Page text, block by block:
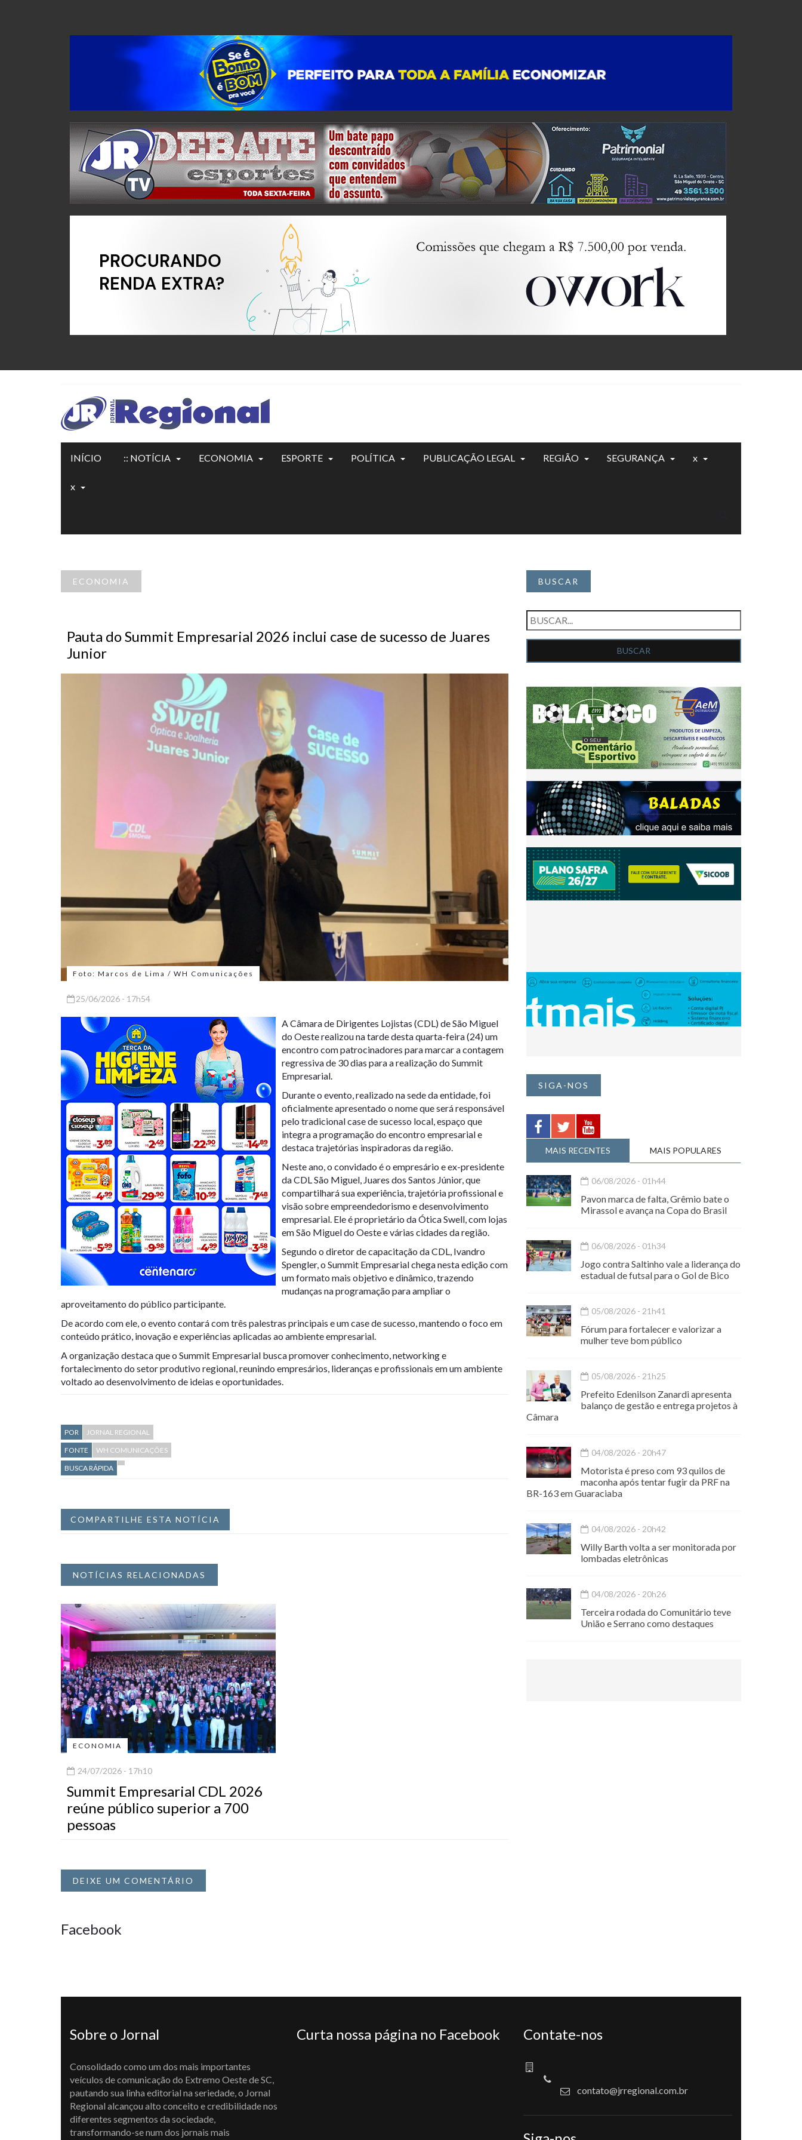
INÍCIO :: NOTÍCIA ECONOMIA ESPORTE POLÍTICA PUBLICAÇÃO LEGAL REGIÃO SEGURANÇA x
x
ECONOMIA
Pauta do Summit Empresarial 2026 inclui case de sucesso de Juares
Junior
Foto: Marcos de Lima / WH Comunicações
25/06/2026 - 17h54
A Câmara de Dirigentes Lojistas (CDL) de São Miguel
do Oeste realizou na tarde desta quarta-feira (24) um
encontro com patrocinadores para marcar a contagem
regressiva de 30 dias para a realização do Summit
Empresarial.
Durante o evento, realizado na sede da entidade, foi
oficialmente apresentado o nome que será responsável
pelo tradicional case de sucesso local, espaço que
integra a programação do encontro empresarial e
destaca trajetórias inspiradoras da região.
Neste ano, o convidado é o empresário e ex-presidente
da CDL São Miguel, Juares dos Santos Júnior, que
compartilhará sua experiência, trajetória profissional e
visão sobre empreendedorismo e desenvolvimento
empresarial. Ele é proprietário da Ótica Swell, com lojas
em São Miguel do Oeste e várias cidades da região.
Segundo o diretor de capacitação da CDL, Ivandro
Spengler, o Summit Empresarial chega nesta edição com
um formato mais objetivo e dinâmico, trazendo
mudanças na programação para ampliar o
aproveitamento do público participante.
De acordo com ele, o evento contará com três palestras principais e um case de sucesso, mantendo o foco em
conteúdo prático, inovação e experiências aplicadas ao ambiente empresarial.
A organização destaca que o Summit Empresarial busca promover conhecimento, networking e
fortalecimento do setor produtivo regional, reunindo empresários, lideranças e profissionais em um ambiente
voltado ao desenvolvimento de ideias e oportunidades.
POR
JORNAL REGIONAL
FONTE
WH COMUNICAÇÕES
BUSCA RÁPIDA
COMPARTILHE ESTA NOTÍCIA
NOTÍCIAS RELACIONADAS
ECONOMIA
24/07/2026 - 17h10
Summit Empresarial CDL 2026
reúne público superior a 700
pessoas
DEIXE UM COMENTÁRIO
Facebook
BUSCAR
SIGA-NOS
MAIS RECENTES MAIS POPULARES
06/08/2026 - 01h44
Pavon marca de falta, Grêmio bate o
Mirassol e avança na Copa do Brasil
06/08/2026 - 01h34
Jogo contra Saltinho vale a liderança do
estadual de futsal para o Gol de Bico
05/08/2026 - 21h41
Fórum para fortalecer e valorizar a
mulher teve bom público
05/08/2026 - 21h25
Prefeito Edenilson Zanardi apresenta
balanço de gestão e entrega projetos à
Câmara
04/08/2026 - 20h47
Motorista é preso com 93 quilos de
maconha após tentar fugir da PRF na
BR-163 em Guaraciaba
04/08/2026 - 20h42
Willy Barth volta a ser monitorada por
lombadas eletrônicas
04/08/2026 - 20h26
Terceira rodada do Comunitário teve
União e Serrano como destaques
Sobre o Jornal
Consolidado como um dos mais importantes
veículos de comunicação do Extremo Oeste de SC,
pautando sua linha editorial na seriedade, o Jornal
Regional alcançou alto conceito e credibilidade nos
diferentes segmentos da sociedade,
transformando-se num dos jornais mais
Curta nossa página no Facebook Contate-nos
contato@jrregional.com.br